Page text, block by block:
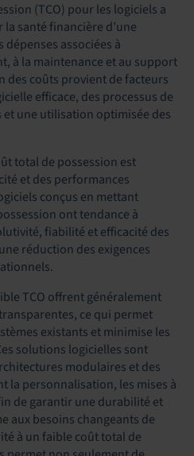
(TCO) pour les logiciels a
santé financière d’une
associées à
à la maintenance et au support
des coûts provient de facteurs
efficace, des processus de
une utilisation optimisée des
total de possession est
et des performances
conçus en mettant
ont tendance à
fiabilité et efficacité des
réduction des exigences
TCO offrent généralement
ce qui permet
existants et minimise les
solutions logicielles sont
modulaires et des
la personnalisation, les mises à
de garantir une durabilité et
aux besoins changeants de
à un faible coût total de